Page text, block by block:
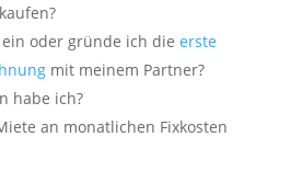
oder gründe ich die erste
mit meinem Partner?
habe ich?
an monatlichen Fixkosten